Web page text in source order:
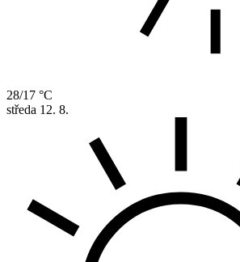
28/17 °C
středa 12. 8.